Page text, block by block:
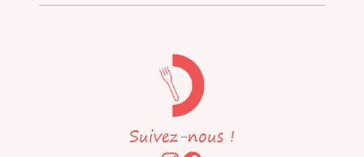
Suivez-nous !